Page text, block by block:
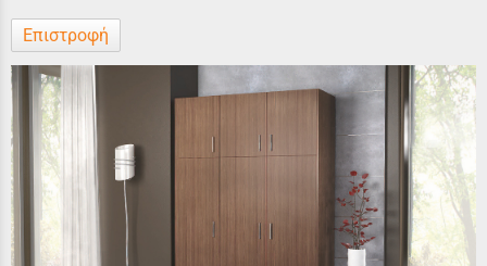
Επιστροφή